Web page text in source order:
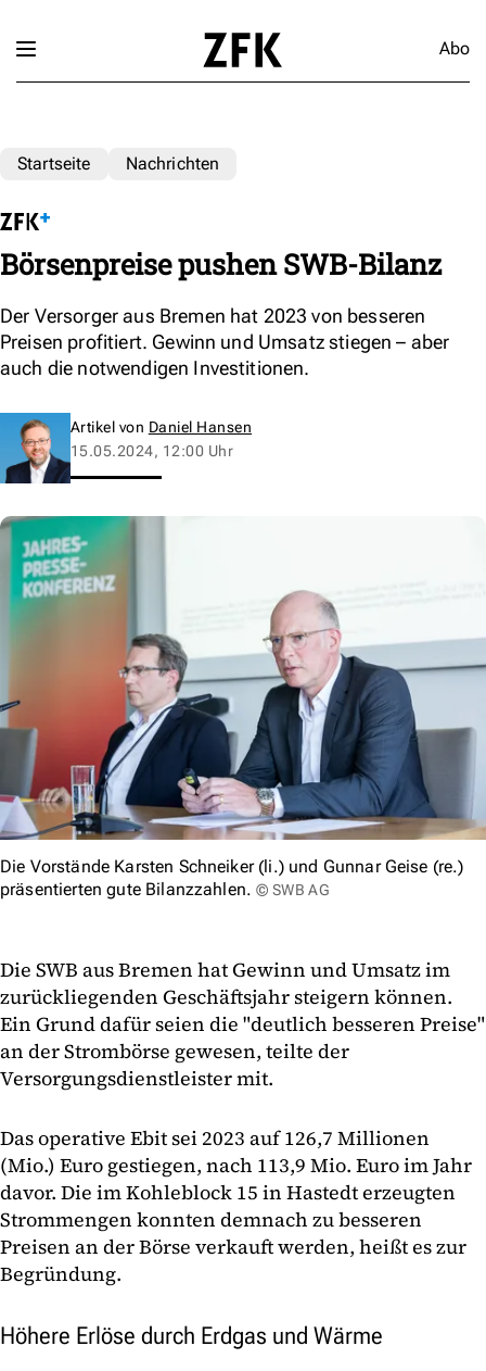
Abo
Startseite Nachrichten
Börsenpreise pushen SWB-Bilanz
Der Versorger aus Bremen hat 2023 von besseren
Preisen profitiert. Gewinn und Umsatz stiegen – aber
auch die notwendigen Investitionen.
Artikel von Daniel Hansen
15.05.2024, 12:00 Uhr
Die Vorstände Karsten Schneiker (li.) und Gunnar Geise (re.)
präsentierten gute Bilanzzahlen. © SWB AG
Die SWB aus Bremen hat Gewinn und Umsatz im
zurückliegenden Geschäftsjahr steigern können.
Ein Grund dafür seien die "deutlich besseren Preise"
an der Strombörse gewesen, teilte der
Versorgungsdienstleister mit.
Das operative Ebit sei 2023 auf 126,7 Millionen
(Mio.) Euro gestiegen, nach 113,9 Mio. Euro im Jahr
davor. Die im Kohleblock 15 in Hastedt erzeugten
Strommengen konnten demnach zu besseren
Preisen an der Börse verkauft werden, heißt es zur
Begründung.
Höhere Erlöse durch Erdgas und Wärme